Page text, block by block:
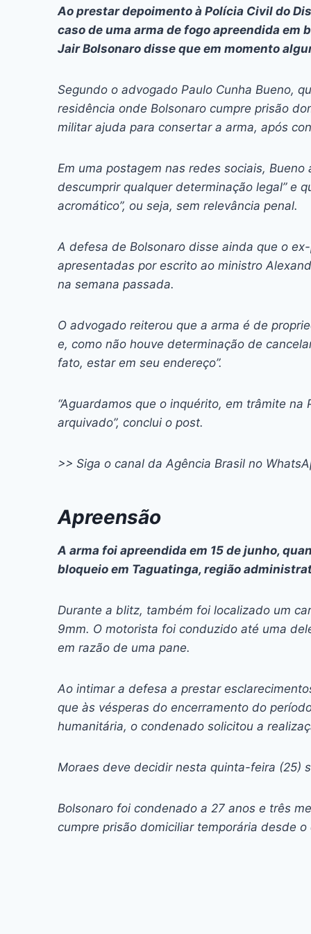
c
e
b
o
k
s
s
e
g
er
at
s
A
p
e
a
d
itt
er
er
e
st
k
e
dI
l
Ao prestar depoimento à Polícia Civil do
caso de uma arma de fogo apreendida
Jair Bolsonaro disse que em momento
Segundo o advogado Paulo Cunha Bueno,
residência onde Bolsonaro cumpre prisão
militar ajuda para consertar a arma, após
Em uma postagem nas redes sociais,
descumprir qualquer determinação legal” e
acromático”, ou seja, sem relevância penal.
A defesa de Bolsonaro disse ainda que o
apresentadas por escrito ao ministro
na semana passada.
O advogado reiterou que a arma é de
e, como não houve determinação de
fato, estar em seu endereço”.
“Aguardamos que o inquérito, em trâmite
arquivado”, conclui o post.
>> Siga o canal da Agência Brasil no
Apreensão
A arma foi apreendida em 15 de junho,
bloqueio em Taguatinga, região
Durante a blitz, também foi localizado um
9mm. O motorista foi conduzido até uma
em razão de uma pane.
Ao intimar a defesa a prestar
que às vésperas do encerramento do
humanitária, o condenado solicitou a
Moraes deve decidir nesta quinta-feira (25)
Bolsonaro foi condenado a 27 anos e três
cumpre prisão domiciliar temporária desde